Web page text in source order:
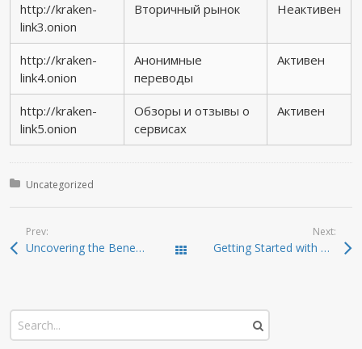
http://kraken-
link3.onion
Вторичный рынок Неактивен
http://kraken-
link4.onion
Анонимные
переводы
Активен
http://kraken-
link5.onion
Обзоры и отзывы о
сервисах
Активен
Posted in:
Uncategorized
Prev:
Uncovering the Benefits of Dexscreener for Crypto Enthusiasts Todas las entradas
Next:
Getting Started with Sushiswap: A Trader’s Dream